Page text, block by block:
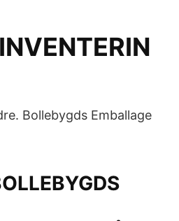
Bollebygds Emballage